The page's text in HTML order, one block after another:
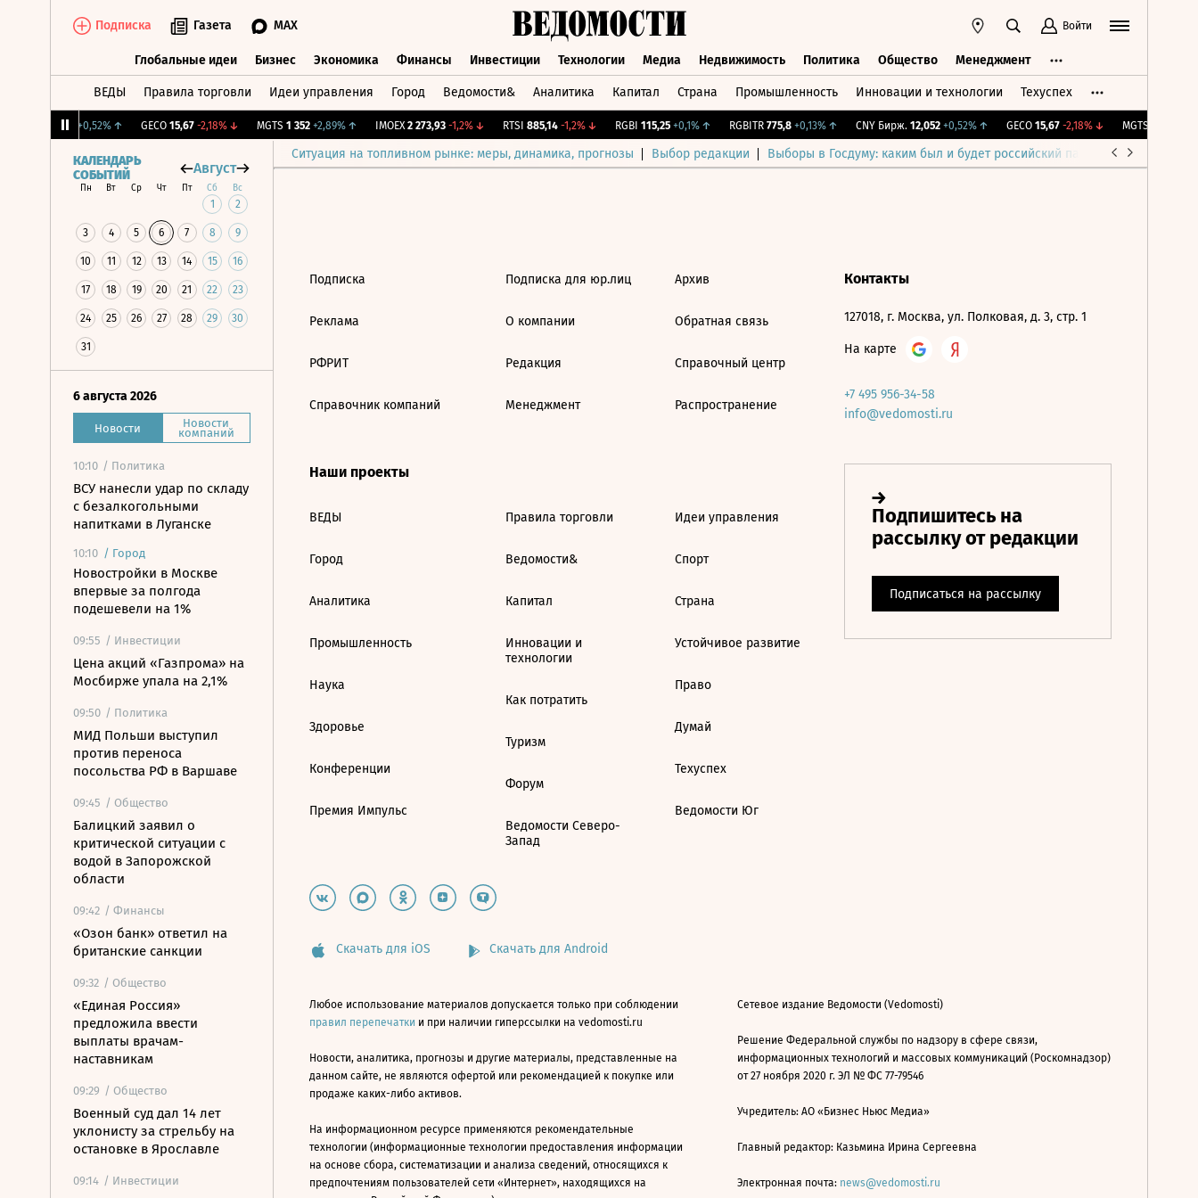
Подписка Газета MAX Войти
Глобальные идеи Бизнес Экономика Финансы Инвестиции Технологии Медиа Недвижимость Политика Общество Менеджмент
ВЕДЫ Правила торговли Идеи управления Город Ведомости& Аналитика Капитал Страна Промышленность Инновации и технологии Техуспех
+0,52%↑ GECO 15,67 -2,18%↓ MGTS 1 352 +2,89%↑ IMOEX 2 273,93 -1,2%↓ RTSI 885,14 -1,2%↓ RGBI 115,25 +0,1%↑ RGBITR 775,8 +0,13%↑ CNY Бирж. 12,052 +0,52%↑ GECO 15,67 -2,18%↓ MGTS 1 352
Ситуация на топливном рынке: меры, динамика, прогнозы Выбор редакции Выборы в Госдуму: каким был и будет российский парламент
КАЛЕНДАРЬ
СОБЫТИЙ
Август
Пн Вт Ср Чт Пт Сб Вс
1 2
3 4 5 6 7 8 9
10 11 12 13 14 15 16
17 18 19 20 21 22 23
24 25 26 27 28 29 30
31
6 августа 2026
Новости Новости
компаний
10:10 / Политика
ВСУ нанесли удар по складу
с безалкогольными
напитками в Луганске
10:10 / Город
Новостройки в Москве
впервые за полгода
подешевели на 1%
09:55 / Инвестиции
Цена акций «Газпрома» на
Мосбирже упала на 2,1%
09:50 / Политика
МИД Польши выступил
против переноса
посольства РФ в Варшаве
09:45 / Общество
Балицкий заявил о
критической ситуации с
водой в Запорожской
области
09:42 / Финансы
«Озон банк» ответил на
британские санкции
09:32 / Общество
«Единая Россия»
предложила ввести
выплаты врачам-
наставникам
09:29 / Общество
Военный суд дал 14 лет
уклонисту за стрельбу на
остановке в Ярославле
09:14 / Инвестиции
Подписка
Реклама
РФРИТ
Справочник компаний
Подписка для юр.лиц
О компании
Редакция
Менеджмент
Архив
Обратная связь
Справочный центр
Распространение
Наши проекты
ВЕДЫ
Город
Аналитика
Промышленность
Наука
Здоровье
Конференции
Премия Импульс
Правила торговли
Ведомости&
Капитал
Инновации и
технологии
Как потратить
Туризм
Форум
Ведомости Северо-
Запад
Идеи управления
Спорт
Страна
Устойчивое развитие
Право
Думай
Техуспех
Ведомости Юг
Контакты
127018, г. Москва, ул. Полковая, д. 3, стр. 1
На карте
+7 495 956-34-58
info@vedomosti.ru
Скачать для iOS Скачать для Android
Любое использование материалов допускается только при соблюдении
правил перепечатки и при наличии гиперссылки на vedomosti.ru
Новости, аналитика, прогнозы и другие материалы, представленные на
данном сайте, не являются офертой или рекомендацией к покупке или
продаже каких-либо активов.
На информационном ресурсе применяются рекомендательные
технологии (информационные технологии предоставления информации
на основе сбора, систематизации и анализа сведений, относящихся к
предпочтениям пользователей сети «Интернет», находящихся на
Сетевое издание Ведомости (Vedomosti)
Решение Федеральной службы по надзору в сфере связи,
информационных технологий и массовых коммуникаций (Роскомнадзор)
от 27 ноября 2020 г. ЭЛ № ФС 77-79546
Учредитель: АО «Бизнес Ньюс Медиа»
Главный редактор: Казьмина Ирина Сергеевна
Электронная почта: news@vedomosti.ru